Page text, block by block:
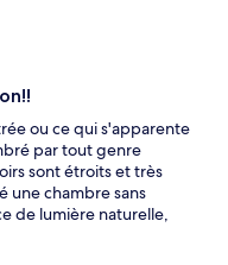
ou ce qui s'apparente
par tout genre
sont étroits et très
une chambre sans
de lumière naturelle,
chambre, la carte ne
les appeler a chaque foi